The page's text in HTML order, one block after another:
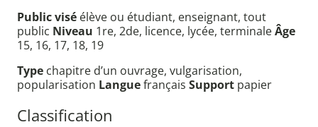
Public visé élève ou étudiant, enseignant, tout
public Niveau 1re, 2de, licence, lycée, terminaleÂge
15, 16, 17, 18, 19
Type chapitre d’un ouvrage, vulgarisation,
popularisation Languefrançais Support papier
Classification